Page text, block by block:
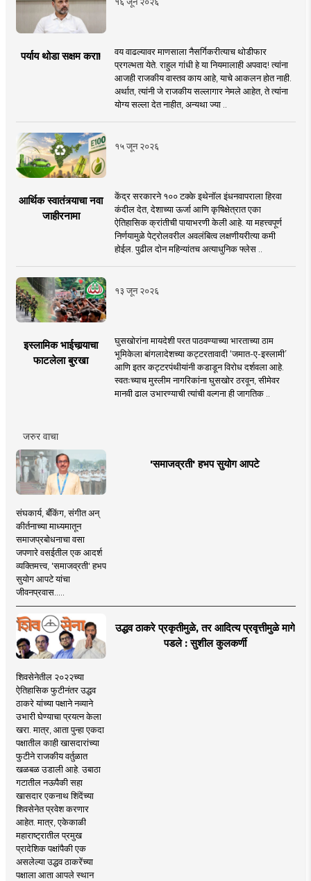
पर्याय थोडा सक्षम करा!
वय वाढल्यावर माणसाला नैसर्गिकरीत्याच थोडीफार
प्रगल्भता येते. राहुल गांधी हे या नियमालाही अपवाद! त्यांना
आजही राजकीय वास्तव काय आहे, याचे आकलन होत नाही.
अर्थात, त्यांनी जे राजकीय सल्लागार नेमले आहेत, ते त्यांना
योग्य सल्ला देत नाहीत, अन्यथा ज्या ..
१५ जून २०२६
आर्थिक स्वातंत्र्याचा नवा
जाहीरनामा
केंद्र सरकारने १०० टक्के इथेनॉल इंधनवापराला हिरवा
कंदील देत, देशाच्या ऊर्जा आणि कृषिक्षेत्रात एका
ऐतिहासिक क्रांतीची पायाभरणी केली आहे. या महत्त्वपूर्ण
निर्णयामुळे पेट्रोलवरील अवलंबित्व लक्षणीयरीत्या कमी
होईल. पुढील दोन महिन्यांतच अत्याधुनिक फ्लेस ..
१३ जून २०२६
इस्लामिक भाईचार्‍याचा
फाटलेला बुरखा
घुसखोरांना मायदेशी परत पाठवण्याच्या भारताच्या ठाम
भूमिकेला बांगलादेशच्या कट्टरतावादी ‘जमात-ए-इस्लामी’
आणि इतर कट्टरपंथीयांनी कडाडून विरोध दर्शवला आहे.
स्वतःच्याच मुस्लीम नागरिकांना घुसखोर ठरवून, सीमेवर
मानवी ढाल उभारण्याची त्यांची वल्गना ही जागतिक ..
जरुर वाचा
'समाजव्रती' हभप सुयोग आपटे
संघकार्य, बँकिंग, संगीत अन्
कीर्तनाच्या माध्यमातून
समाजप्रबोधनाचा वसा
जपणारे वसईतील एक आदर्श
व्यक्तिमत्त्व, 'समाजव्रती' हभप
सुयोग आपटे यांचा
जीवनप्रवास.....
उद्धव ठाकरे प्रकृतीमुळे, तर आदित्य प्रवृत्तीमुळे मागे
पडले : सुशील कुलकर्णी
शिवसेनेतील २०२२च्या
ऐतिहासिक फुटीनंतर उद्धव
ठाकरे यांच्या पक्षाने नव्याने
उभारी घेण्याचा प्रयत्न केला
खरा. मात्र, आता पुन्हा एकदा
पक्षातील काही खासदारांच्या
फुटीने राजकीय वर्तुळात
खळबळ उडाली आहे. उबाठा
गटातील नऊपैकी सहा
खासदार एकनाथ शिंदेंच्या
शिवसेनेत प्रवेश करणार
आहेत. मात्र, एकेकाळी
महाराष्ट्रातील प्रमुख
प्रादेशिक पक्षांपैकी एक
असलेल्या उद्धव ठाकरेंच्या
पक्षाला आता आपले स्थान